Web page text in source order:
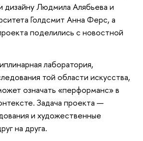
дизайну Людмила Алябьева и
Голдсмит Анна Ферс, а
поделились с новостной
лаборатория,
той области искусства,
означать «перформанс» в
Задача проекта —
и художественные
на друга.